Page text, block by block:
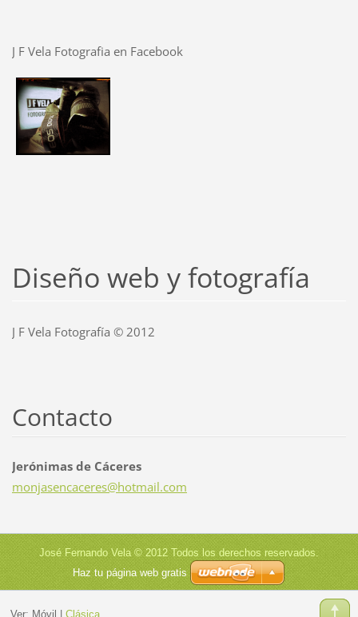
J F Vela Fotografia en Facebook
Diseño web y fotografía
J F Vela Fotografía © 2012
Contacto
Jerónimas de Cáceres
monjasencaceres@hotmail.com
José Fernando Vela © 2012 Todos los derechos reservados.
Haz tu página web gratis
Ver: Móvil Clásica